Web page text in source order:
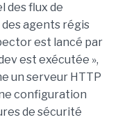
des flux de
agents régis
est lancé par
est exécutée »,
un serveur HTTP
configuration
de sécurité